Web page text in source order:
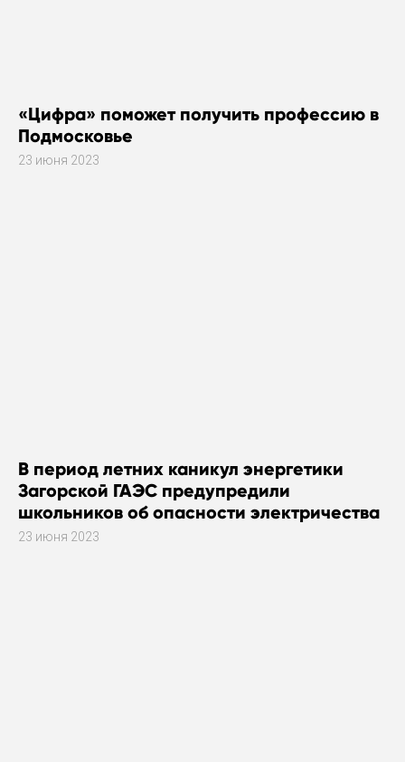
«Цифра» поможет получить профессию в
Подмосковье
23 июня 2023
В период летних каникул энергетики
Загорской ГАЭС предупредили
школьников об опасности электричества
23 июня 2023